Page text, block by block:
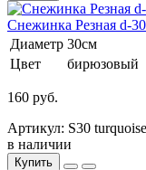
Снежинка Резная d-
Диаметр 30см
Цвет
бирюзовый
160 руб.
Артикул: S30 turquoise
в наличии
Купить